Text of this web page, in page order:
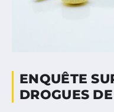
ENQUÊTE
DROGUES